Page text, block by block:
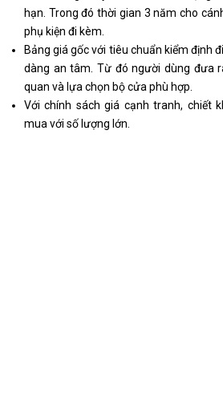
hạn. Trong đó thời gian 3 năm cho
phụ kiện đi kèm.
Bảng giá gốc với tiêu chuẩn kiểm định
dàng an tâm. Từ đó người dùng đưa
quan và lựa chọn bộ cửa phù hợp.
Với chính sách giá cạnh tranh, chiết
mua với số lượng lớn.